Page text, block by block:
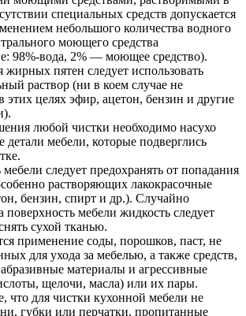
специальных средств допускается
небольшого количества водного
моющего средства
98%-вода, 2% — моющее средство).
жирных пятен следует использовать
раствор (ни в коем случае не
этих целях эфир, ацетон, бензин и другие
любой чистки необходимо насухо
детали мебели, которые подверглись
следует предохранять от попадания
растворяющих лакокрасочные
бензин, спирт и др.). Случайно
мебели жидкость следует
сухой тканью.
применение соды, порошков, паст, не
для ухода за мебелью, а также средств,
материалы и агрессивные
щелочи, масла) или их пары.
что для чистки кухонной мебели не
губки или перчатки, пропитанные